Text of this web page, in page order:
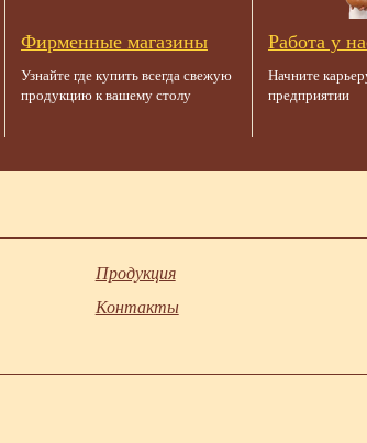
Фирменные магазины
Узнайте где купить всегда свежую
продукцию к вашему столу
Работа у
Начните
предприятии
Продукция
Контакты